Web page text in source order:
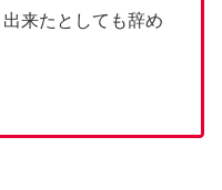
来たとしても辞め